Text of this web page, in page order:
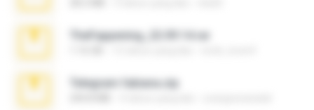
TheFappening_22.09.14.rar
Telegram fabiana.zip